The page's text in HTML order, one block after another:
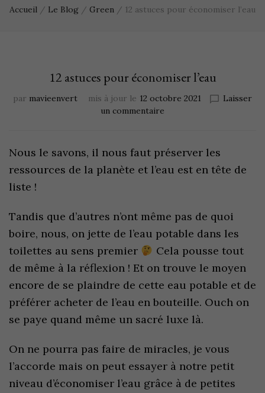
Accueil / Le Blog / Green / 12 astuces pour économiser l’eau
12 astuces pour économiser l’eau
par mavieenvert mis à jour le 12 octobre 2021
Laisser
un commentaire
Nous le savons, il nous faut préserver les
ressources de la planète et l’eau est en tête de
liste !
Tandis que d’autres n’ont même pas de quoi
boire, nous, on jette de l’eau potable dans les
toilettes au sens premier
Cela pousse tout
de même à la réflexion ! Et on trouve le moyen
encore de se plaindre de cette eau potable et de
préférer acheter de l’eau en bouteille. Ouch on
se paye quand même un sacré luxe là.
On ne pourra pas faire de miracles, je vous
l’accorde mais on peut essayer à notre petit
niveau d’économiser l’eau grâce à de petites